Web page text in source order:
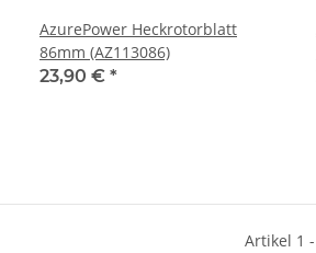
AzurePower Heckrotorblatt
86mm (AZ113086)
23,90 € *
Artikel 1